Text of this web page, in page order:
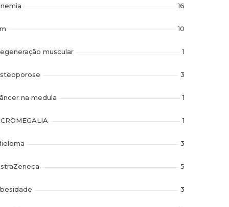
16
10
muscular 1
3
na medula 1
1
3
5
3